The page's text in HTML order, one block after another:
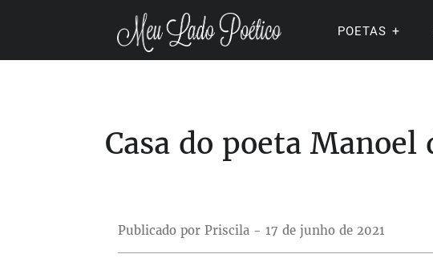
POETAS
Casa do poeta
Publicado por Priscila - 17 de junho de 2021